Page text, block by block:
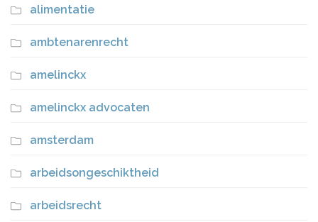
alimentatie
ambtenarenrecht
amelinckx
amelinckx advocaten
amsterdam
arbeidsongeschiktheid
arbeidsrecht